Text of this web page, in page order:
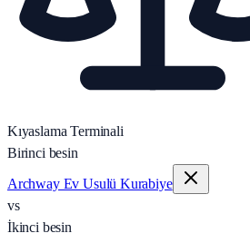
Kıyaslama Terminali
Birinci besin
Archway Ev Usulü Kurabiye
vs
İkinci besin